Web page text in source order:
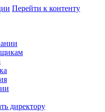
Перейти к контенту
директору